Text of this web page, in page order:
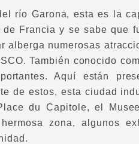
río Garona, esta es la
de Francia y se sabe que
alberga numerosas
También conocido
Aquí están
de estos, esta ciudad
du Capitole, el
zona, algunos